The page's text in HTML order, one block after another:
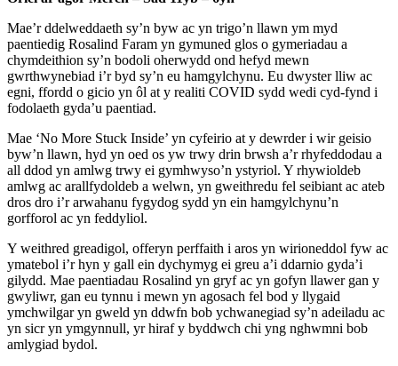
Mae’r ddelweddaeth sy’n byw ac yn trigo’n llawn ym myd
paentiedig Rosalind Faram yn gymuned glos o gymeriadau a
chymdeithion sy’n bodoli oherwydd ond hefyd mewn
gwrthwynebiad i’r byd sy’n eu hamgylchynu. Eu dwyster lliw ac
egni, ffordd o gicio yn ôl at y realiti COVID sydd wedi cyd-fynd i
fodolaeth gyda’u paentiad.
Mae ‘No More Stuck Inside’ yn cyfeirio at y dewrder i wir geisio
byw’n llawn, hyd yn oed os yw trwy drin brwsh a’r rhyfeddodau a
all ddod yn amlwg trwy ei gymhwyso’n ystyriol. Y rhywioldeb
amlwg ac arallfydoldeb a welwn, yn gweithredu fel seibiant ac ateb
dros dro i’r arwahanu fygydog sydd yn ein hamgylchynu’n
gorfforol ac yn feddyliol.
Y weithred greadigol, offeryn perffaith i aros yn wirioneddol fyw ac
ymatebol i’r hyn y gall ein dychymyg ei greu a’i ddarnio gyda’i
gilydd. Mae paentiadau Rosalind yn gryf ac yn gofyn llawer gan y
gwyliwr, gan eu tynnu i mewn yn agosach fel bod y llygaid
ymchwilgar yn gweld yn ddwfn bob ychwanegiad sy’n adeiladu ac
yn sicr yn ymgynnull, yr hiraf y byddwch chi yng nghwmni bob
amlygiad bydol.